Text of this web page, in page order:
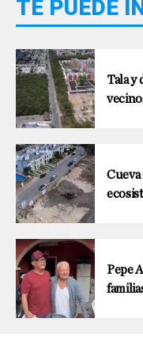
TE PUEDE
Tala y
Cueva
Pepe